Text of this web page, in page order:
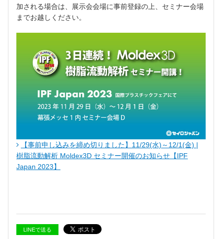
加される場合は、展示会会場に事前登録の上、セミナー会場
までお越しください。
【事前申し込みを締め切りました】11/29(水)～12/1(金) |
樹脂流動解析 Moldex3D セミナー開催のお知らせ【IPF
Japan 2023】
LINEで送る